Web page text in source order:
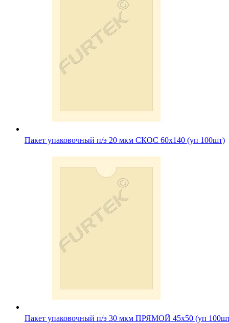
Пакет упаковочный п/э 20 мкм СКОС 60х140 (уп 100шт)
Пакет упаковочный п/э 30 мкм ПРЯМОЙ 45х50 (уп